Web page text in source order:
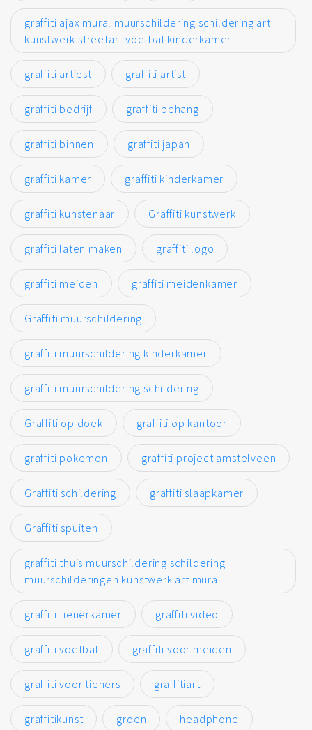
graffiti ajax mural muurschildering schildering art
kunstwerk streetart voetbal kinderkamer
graffiti artiest graffiti artist
graffiti bedrijf graffiti behang
graffiti binnen graffiti japan
graffiti kamer graffiti kinderkamer
graffiti kunstenaar Graffiti kunstwerk
graffiti laten maken graffiti logo
graffiti meiden graffiti meidenkamer
Graffiti muurschildering
graffiti muurschildering kinderkamer
graffiti muurschildering schildering
Graffiti op doek graffiti op kantoor
graffiti pokemon graffiti project amstelveen
Graffiti schildering graffiti slaapkamer
Graffiti spuiten
graffiti thuis muurschildering schildering
muurschilderingen kunstwerk art mural
graffiti tienerkamer graffiti video
graffiti voetbal graffiti voor meiden
graffiti voor tieners graffitiart
graffitikunst groen headphone